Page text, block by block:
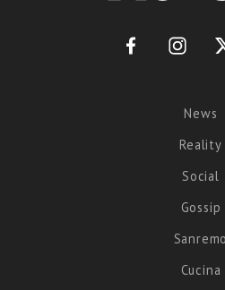
News
Reality
Social
Gossip
Sanremo
Cucina